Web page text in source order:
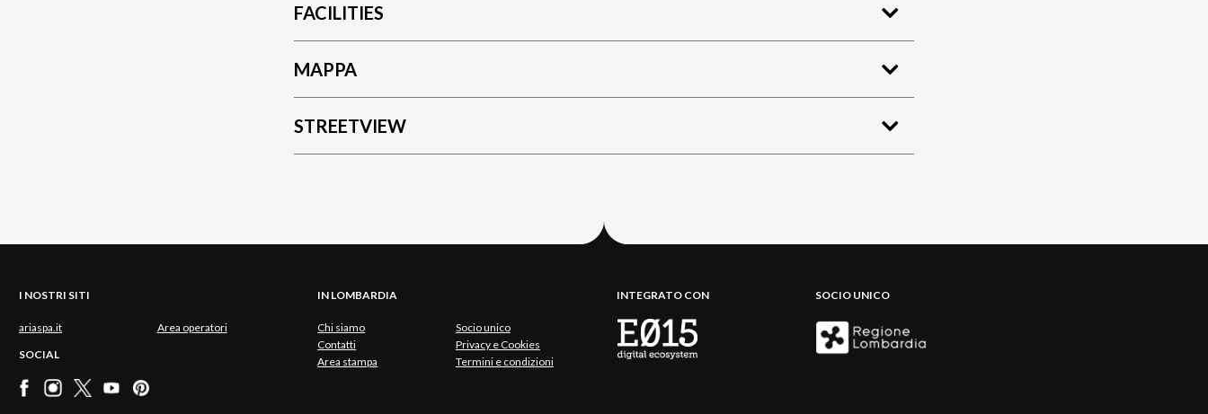
FACILITIES
MAPPA
STREETVIEW
I NOSTRI SITI
ariaspa.it Area operatori
SOCIAL
IN LOMBARDIA
Chi siamo
Socio unico
Contatti
Privacy e Cookies
Area stampa
Termini e condizioni
INTEGRATO CON SOCIO UNICO